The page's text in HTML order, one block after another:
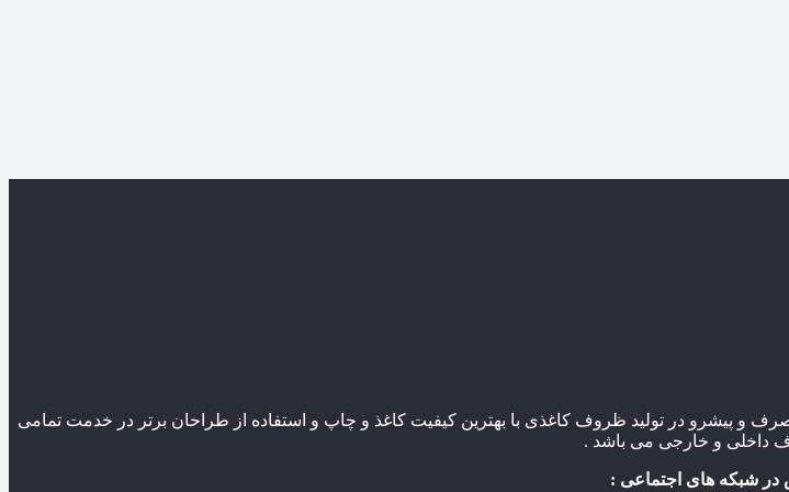
و پیشرو در تولید ظروف کاغذی با بهترین کیفیت کاغذ و چاپ و استفاده از طراحان برتر در خدمت تمامی
داخلی و خارجی می باشد .
شبکه های اجتماعی :